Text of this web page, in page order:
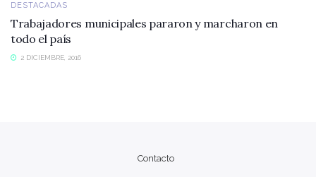
DESTACADAS
Trabajadores municipales pararon y marcharon en
todo el país
2 DICIEMBRE, 2016
Contacto